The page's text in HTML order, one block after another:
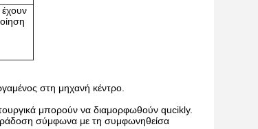
στη μηχανή κέντρο.
μπορούν να διαμορφωθούν qucikly.
σύμφωνα με τη συμφωνηθείσα